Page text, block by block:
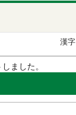
漢字
ました。